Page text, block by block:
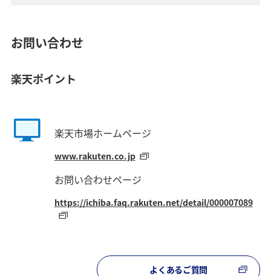
お問い合わせ
楽天ポイント
楽天市場ホームページ
www.rakuten.co.jp
お問い合わせページ
https://ichiba.faq.rakuten.net/detail/000007089
よくあるご質問